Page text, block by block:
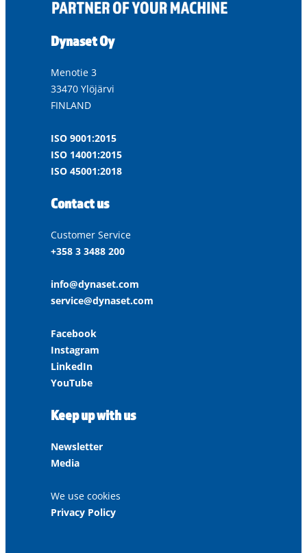
Dynaset Oy
Menotie 3
33470 Ylöjärvi
FINLAND
ISO 9001:2015
ISO 14001:2015
ISO 45001:2018
Contact us
Customer Service
+358 3 3488 200
info@dynaset.com
service@dynaset.com
Facebook
Instagram
LinkedIn
YouTube
Keep up with us
Newsletter
Media
We use cookies
Privacy Policy